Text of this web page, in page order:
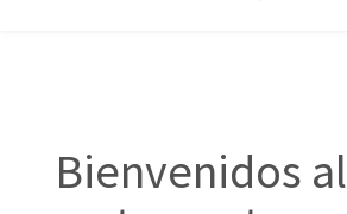
Bienvenidos al